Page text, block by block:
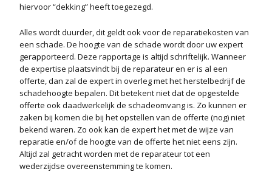
hiervoor “dekking” heeft toegezegd.
Alles wordt duurder, dit geldt ook voor de reparatiekosten van
een schade. De hoogte van de schade wordt door uw expert
gerapporteerd. Deze rapportage is altijd schriftelijk. Wanneer
de expertise plaatsvindt bij de reparateur en er is al een
offerte, dan zal de expert in overleg met het herstelbedrijf de
schadehoogte bepalen. Dit betekent niet dat de opgestelde
offerte ook daadwerkelijk de schadeomvang is. Zo kunnen er
zaken bij komen die bij het opstellen van de offerte (nog) niet
bekend waren. Zo ook kan de expert het met de wijze van
reparatie en/of de hoogte van de offerte het niet eens zijn.
Altijd zal getracht worden met de reparateur tot een
wederzijdse overeenstemming te komen.